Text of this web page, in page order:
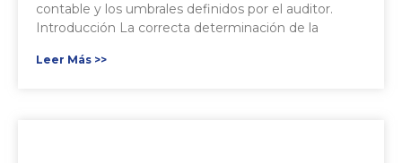
contable y los umbrales definidos por el auditor.
Introducción La correcta determinación de la
Leer Más >>